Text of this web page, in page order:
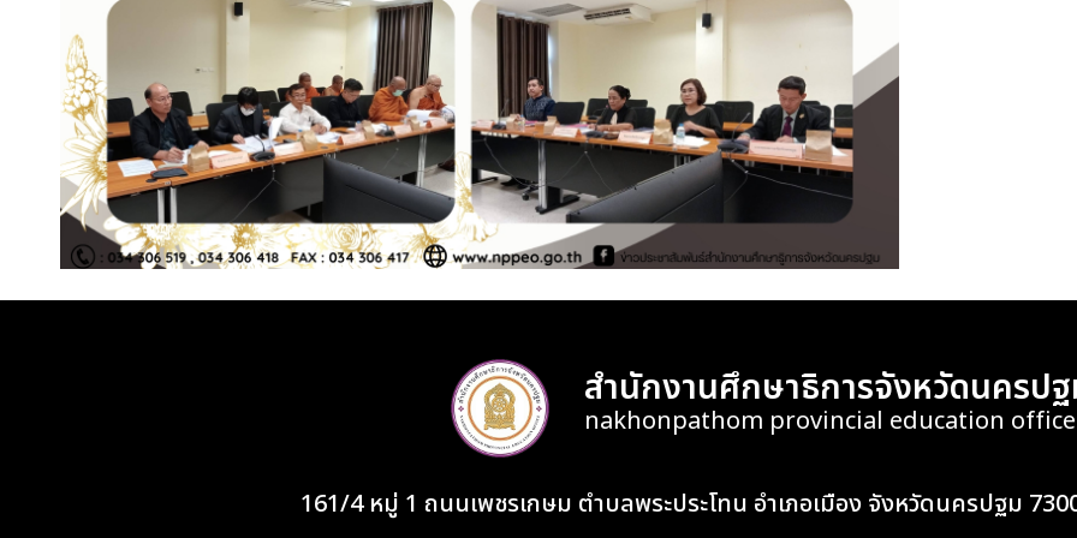
สำนักงานศึกษาธิการจังหวัดนครป
nakhonpathom provincial education office
161/4 หมู่ 1 ถนนเพชรเกษม ตำบลพระประโทน อำเภอเมือง จังหวัดนครปฐม